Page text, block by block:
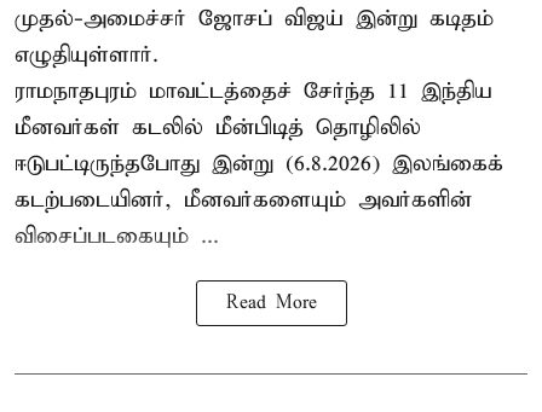
முதல்-அமைச்சர் ஜோசப் விஜய் இன்று கடிதம்
எழுதியுள்ளார்.
ராமநாதபுரம் மாவட்டத்தைச் சேர்ந்த 11 இந்திய
மீனவர்கள் கடலில் மீன்பிடித் தொழிலில்
ஈடுபட்டிருந்தபோது இன்று (6.8.2026) இலங்கைக்
கடற்படையினர், மீனவர்களையும் அவர்களின்
விசைப்படகையும் ...
Read More